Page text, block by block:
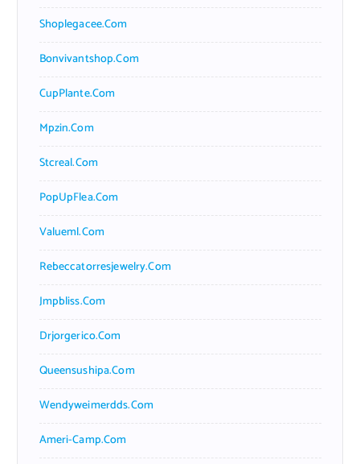
Shoplegacee.com
Bonvivantshop.com
CupPlante.com
Mpzin.com
Stcreal.com
PopUpFlea.com
Valueml.com
Rebeccatorresjewelry.com
Jmpbliss.com
Drjorgerico.com
Queensushipa.com
Wendyweimerdds.com
Ameri-Camp.com